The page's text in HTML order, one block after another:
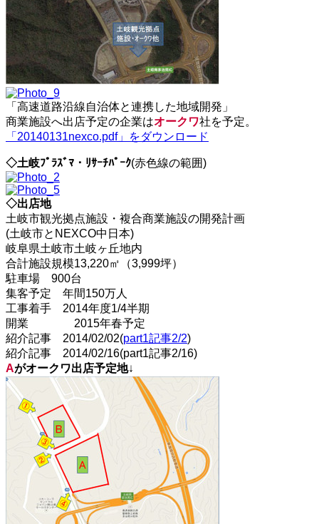
「高速道路沿線自治体と連携した地域開発」
商業施設へ出店予定の企業はオークワ社を予定。
「20140131nexco.pdf」をダウンロード
◇土岐ﾌﾟﾗｽﾞﾏ・ﾘｻｰﾁﾊﾟｰｸ(赤色線の範囲)
◇出店地
土岐市観光拠点施設・複合商業施設の開発計画
(土岐市とNEXCO中日本)
岐阜県土岐市土岐ヶ丘地内
合計施設規模13,220㎡（3,999坪）
駐車場 900台
集客予定 年間150万人
工事着手 2014年度1/4半期
開業 2015年春予定
紹介記事 2014/02/02(part1記事2/2)
紹介記事 2014/02/16(part1記事2/16)
Aがオークワ出店予定地↓